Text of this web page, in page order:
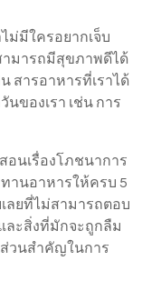
ม่มีใครอยากเจ็บ
ามารถมีสุขภาพดีได้
สารอาหารที่เราได้
ของเรา เช่น การ
นเรื่องโภชนาการ
านอาหารให้ครบ 5
ลยที่ไม่สามารถตอบ
ละสิ่งที่มักจะถูกลืม
ส่วนสำคัญในการ